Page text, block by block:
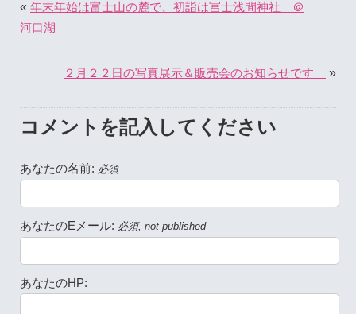
« 年末年始は富士山の麓で、初詣は冨士浅間神社 ＠
河口湖
２月２２日の写真展示＆販売会のお知らせです »
コメントを記入してください
あなたの名前: 必須
あなたのEメール: 必須, not published
あなたのHP: